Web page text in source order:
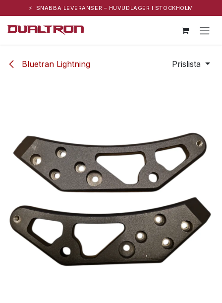
⚡ SNABBA LEVERANSER – HUVUDLAGER I STOCKHOLM
Bluetran Lightning Prislista